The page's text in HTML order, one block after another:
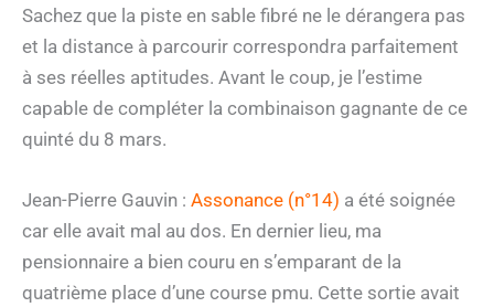
Sachez que la piste en sable fibré ne le dérangera pas
et la distance à parcourir correspondra parfaitement
à ses réelles aptitudes. Avant le coup, je l’estime
capable de compléter la combinaison gagnante de ce
quinté du 8 mars.
Jean-Pierre Gauvin : Assonance (n°14) a été soignée
car elle avait mal au dos. En dernier lieu, ma
pensionnaire a bien couru en s’emparant de la
quatrième place d’une course pmu. Cette sortie avait